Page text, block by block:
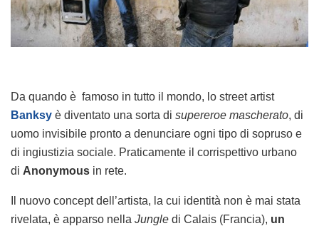
Da quando è famoso in tutto il mondo, lo street artist
Banksy è diventato una sorta di supereroe mascherato, di
uomo invisibile pronto a denunciare ogni tipo di sopruso e
di ingiustizia sociale. Praticamente il corrispettivo urbano
di Anonymous in rete.
Il nuovo concept dell’artista, la cui identità non è mai stata
rivelata, è apparso nella Jungle di Calais (Francia), un